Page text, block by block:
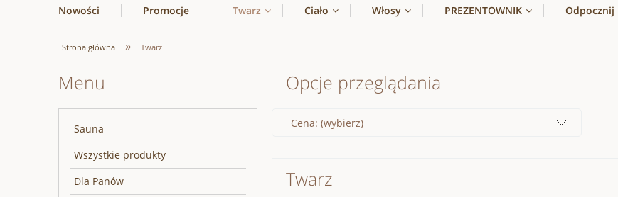
Nowości Promocje Twarz Ciało Włosy PREZENTOWNIK Odpocznij
Strona główna » Twarz
Menu
Sauna
Wszystkie produkty
Dla Panów
Opcje przeglądania
Cena: (wybierz)
Twarz